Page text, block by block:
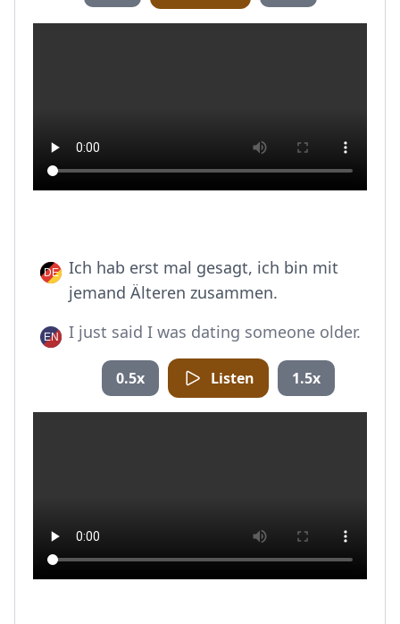
Ich hab erst mal gesagt, ich bin mit
jemand Älteren zusammen.
I just said I was dating someone older.
0.5x Listen 1.5x